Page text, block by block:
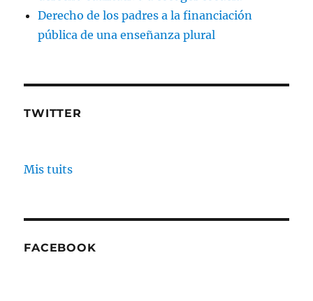
Derecho de los padres a la financiación
pública de una enseñanza plural
TWITTER
Mis tuits
FACEBOOK